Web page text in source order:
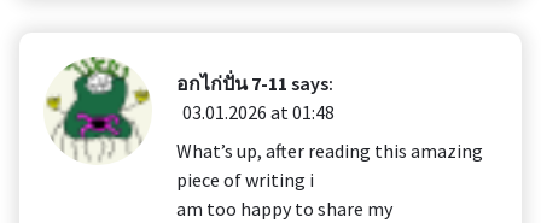
อกไก่ปั่น 7-11 says:
03.01.2026 at 01:48
What’s up, after reading this amazing
piece of writing i
am too happy to share my